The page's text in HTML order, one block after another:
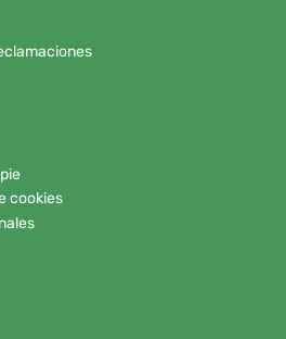
cookies